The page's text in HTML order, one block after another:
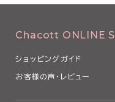
Chacott ONLINE
ショッピングガイド
お客様の声・レビュー